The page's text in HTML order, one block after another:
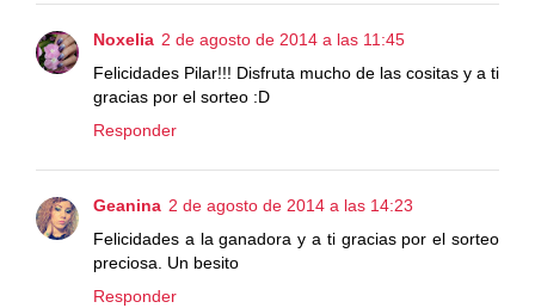
Noxelia 2 de agosto de 2014 a las 11:45
Felicidades Pilar!!! Disfruta mucho de las cositas y a ti
gracias por el sorteo :D
Responder
Geanina 2 de agosto de 2014 a las 14:23
Felicidades a la ganadora y a ti gracias por el sorteo
preciosa. Un besito
Responder